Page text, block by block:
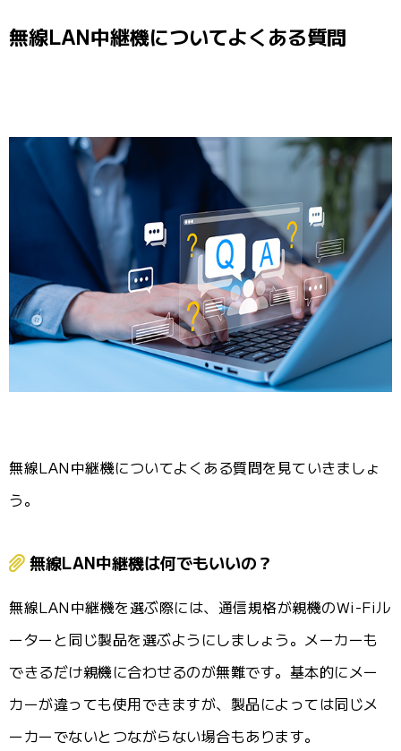
無線LAN中継機についてよくある質問
無線LAN中継機についてよくある質問を見ていきましょ
う。
無線LAN中継機は何でもいいの？
無線LAN中継機を選ぶ際には、通信規格が親機のWi-Fiル
ーターと同じ製品を選ぶようにしましょう。メーカーも
できるだけ親機に合わせるのが無難です。基本的にメー
カーが違っても使用できますが、製品によっては同じメ
ーカーでないとつながらない場合もあります。